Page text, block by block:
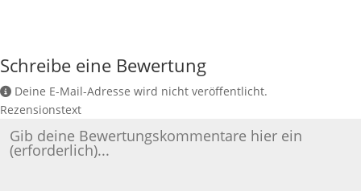
Schreibe eine Bewertung
Deine E-Mail-Adresse wird nicht veröffentlicht.
Rezensionstext